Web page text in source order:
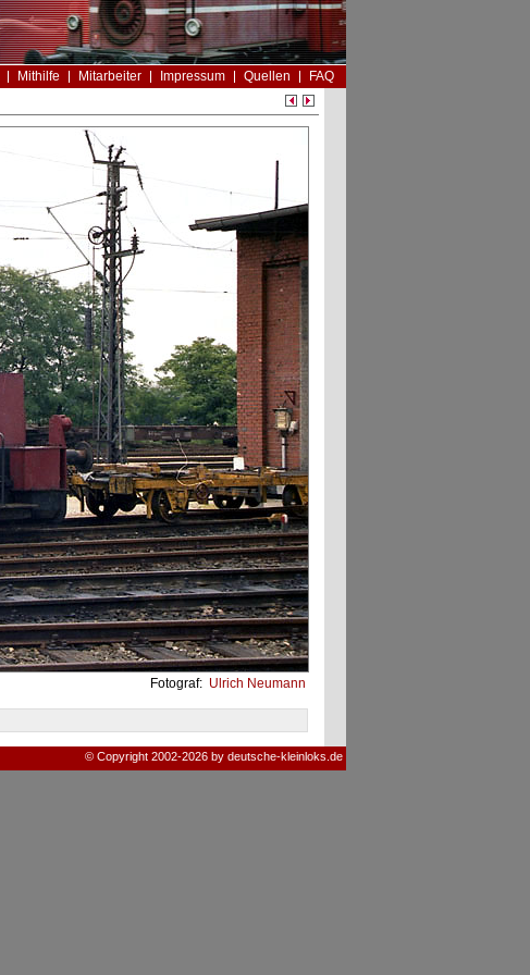
Mithilfe Mitarbeiter Impressum Quellen
FAQ
Fotograf: Ulrich Neumann
© Copyright 2002-2026 by deutsche-kleinloks.de